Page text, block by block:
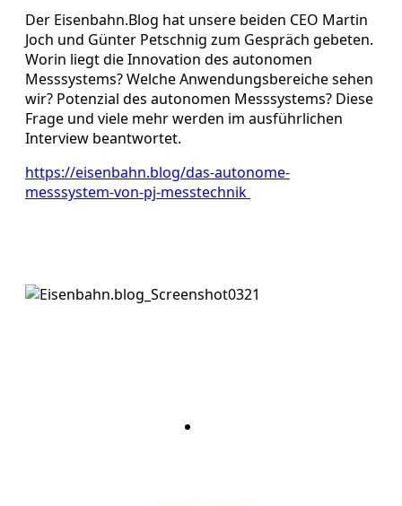
Der Eisenbahn.Blog hat unsere beiden CEO Martin
Joch und Günter Petschnig zum Gespräch gebeten.
Worin liegt die Innovation des autonomen
Messsystems? Welche Anwendungsbereiche sehen
wir? Potenzial des autonomen Messsystems? Diese
Frage und viele mehr werden im ausführlichen
Interview beantwortet.
https://eisenbahn.blog/das-autonome-
messsystem-von-pj-messtechnik